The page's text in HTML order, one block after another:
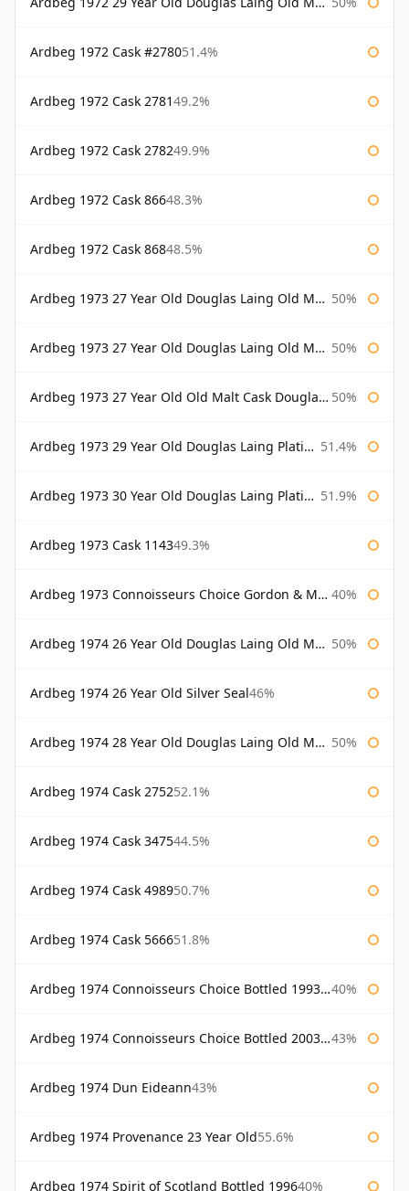
Ardbeg 1972 Cask #278051.4%
Ardbeg 1972 Cask 278149.2%
Ardbeg 1972 Cask 278249.9%
Ardbeg 1972 Cask 86648.3%
Ardbeg 1972 Cask 86848.5%
Ardbeg 1973 27 Year Old Douglas Laing Old Malt Cask 50%
Ardbeg 1973 27 Year Old Douglas Laing Old Malt Cask Bottled 2000 50%
Ardbeg 1973 27 Year Old Old Malt Cask Douglas Laing 50%
Ardbeg 1973 29 Year Old Douglas Laing Platinum Selection 51.4%
Ardbeg 1973 30 Year Old Douglas Laing Platinum Selection 51.9%
Ardbeg 1973 Cask 114349.3%
Ardbeg 1973 Connoisseurs Choice Gordon & Macphail 40%
Ardbeg 1974 26 Year Old Douglas Laing Old Malt Cask 50%
Ardbeg 1974 26 Year Old Silver Seal46%
Ardbeg 1974 28 Year Old Douglas Laing Old Malt Cask 50%
Ardbeg 1974 Cask 275252.1%
Ardbeg 1974 Cask 347544.5%
Ardbeg 1974 Cask 498950.7%
Ardbeg 1974 Cask 566651.8%
Ardbeg 1974 Connoisseurs Choice Bottled 1993 Gordon & Macphail 40%
Ardbeg 1974 Connoisseurs Choice Bottled 2003 Gordon & Macphail 43%
Ardbeg 1974 Dun Eideann43%
Ardbeg 1974 Provenance 23 Year Old55.6%
Ardbeg 1974 Spirit of Scotland Bottled 199640%